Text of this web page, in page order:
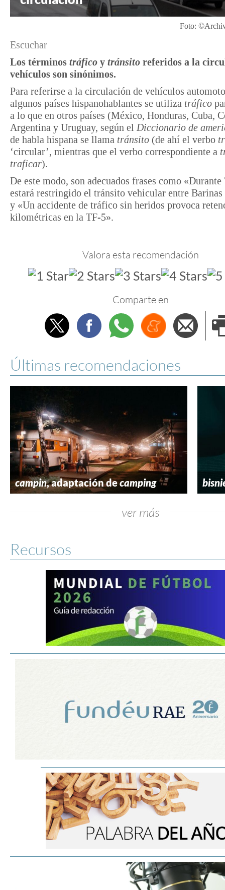
Foto:
Escuchar
Los términos tráfico y tránsito referidos a la
vehículos son sinónimos.
Para referirse a la circulación de vehículos
algunos países hispanohablantes se utiliza tráfico
a lo que en otros países (México, Honduras, Cuba,
Argentina y Uruguay, según el Diccionario de
de habla hispana se llama tránsito (de ahí el verbo
‘circular’, mientras que el verbo correspondiente a
traficar).
De este modo, son adecuados frases como «Durante
estará restringido el tránsito vehicular entre
y «Un accidente de tráfico sin heridos provoca
kilométricas en la TF-5».
Valora esta recomendación
Comparte en
TwitterFacebookWhatsappMenéame
Últimas recomendaciones
campin, adaptación decamping
ver más
Recursos